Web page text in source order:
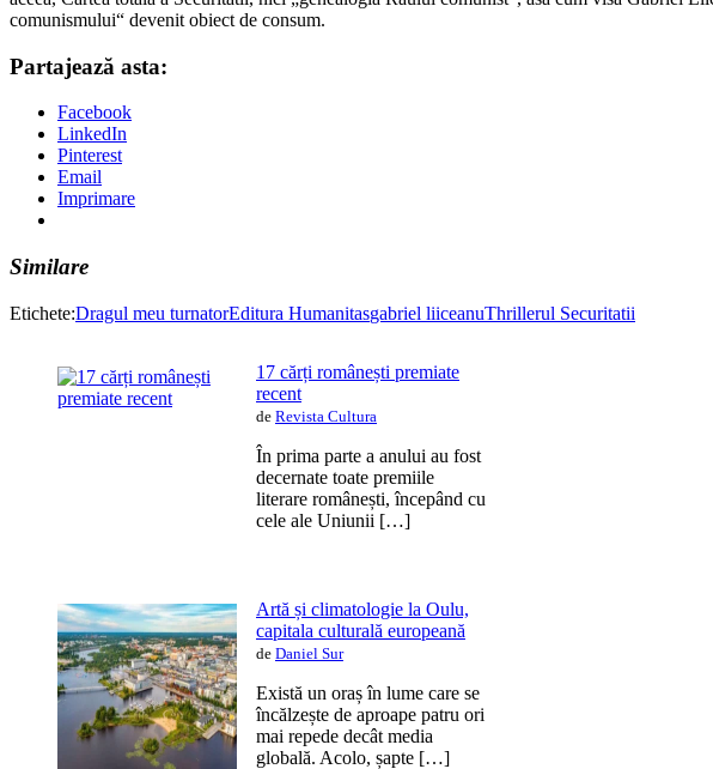
comunismului“ devenit obiect de consum.
Partajează asta:
Facebook
LinkedIn
Pinterest
Email
Imprimare
Similare
Etichete:Dragul meu turnatorEditura Humanitasgabriel liiceanuThrillerul Securitatii
17 cărți românești premiate
recent
de Revista Cultura
În prima parte a anului au fost
decernate toate premiile
literare românești, începând cu
cele ale Uniunii […]
Artă și climatologie la Oulu,
capitala culturală europeană
de Daniel Sur
Există un oraș în lume care se
încălzește de aproape patru ori
mai repede decât media
globală. Acolo, șapte […]